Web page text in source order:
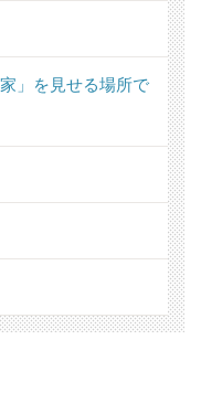
」を見せる場所で